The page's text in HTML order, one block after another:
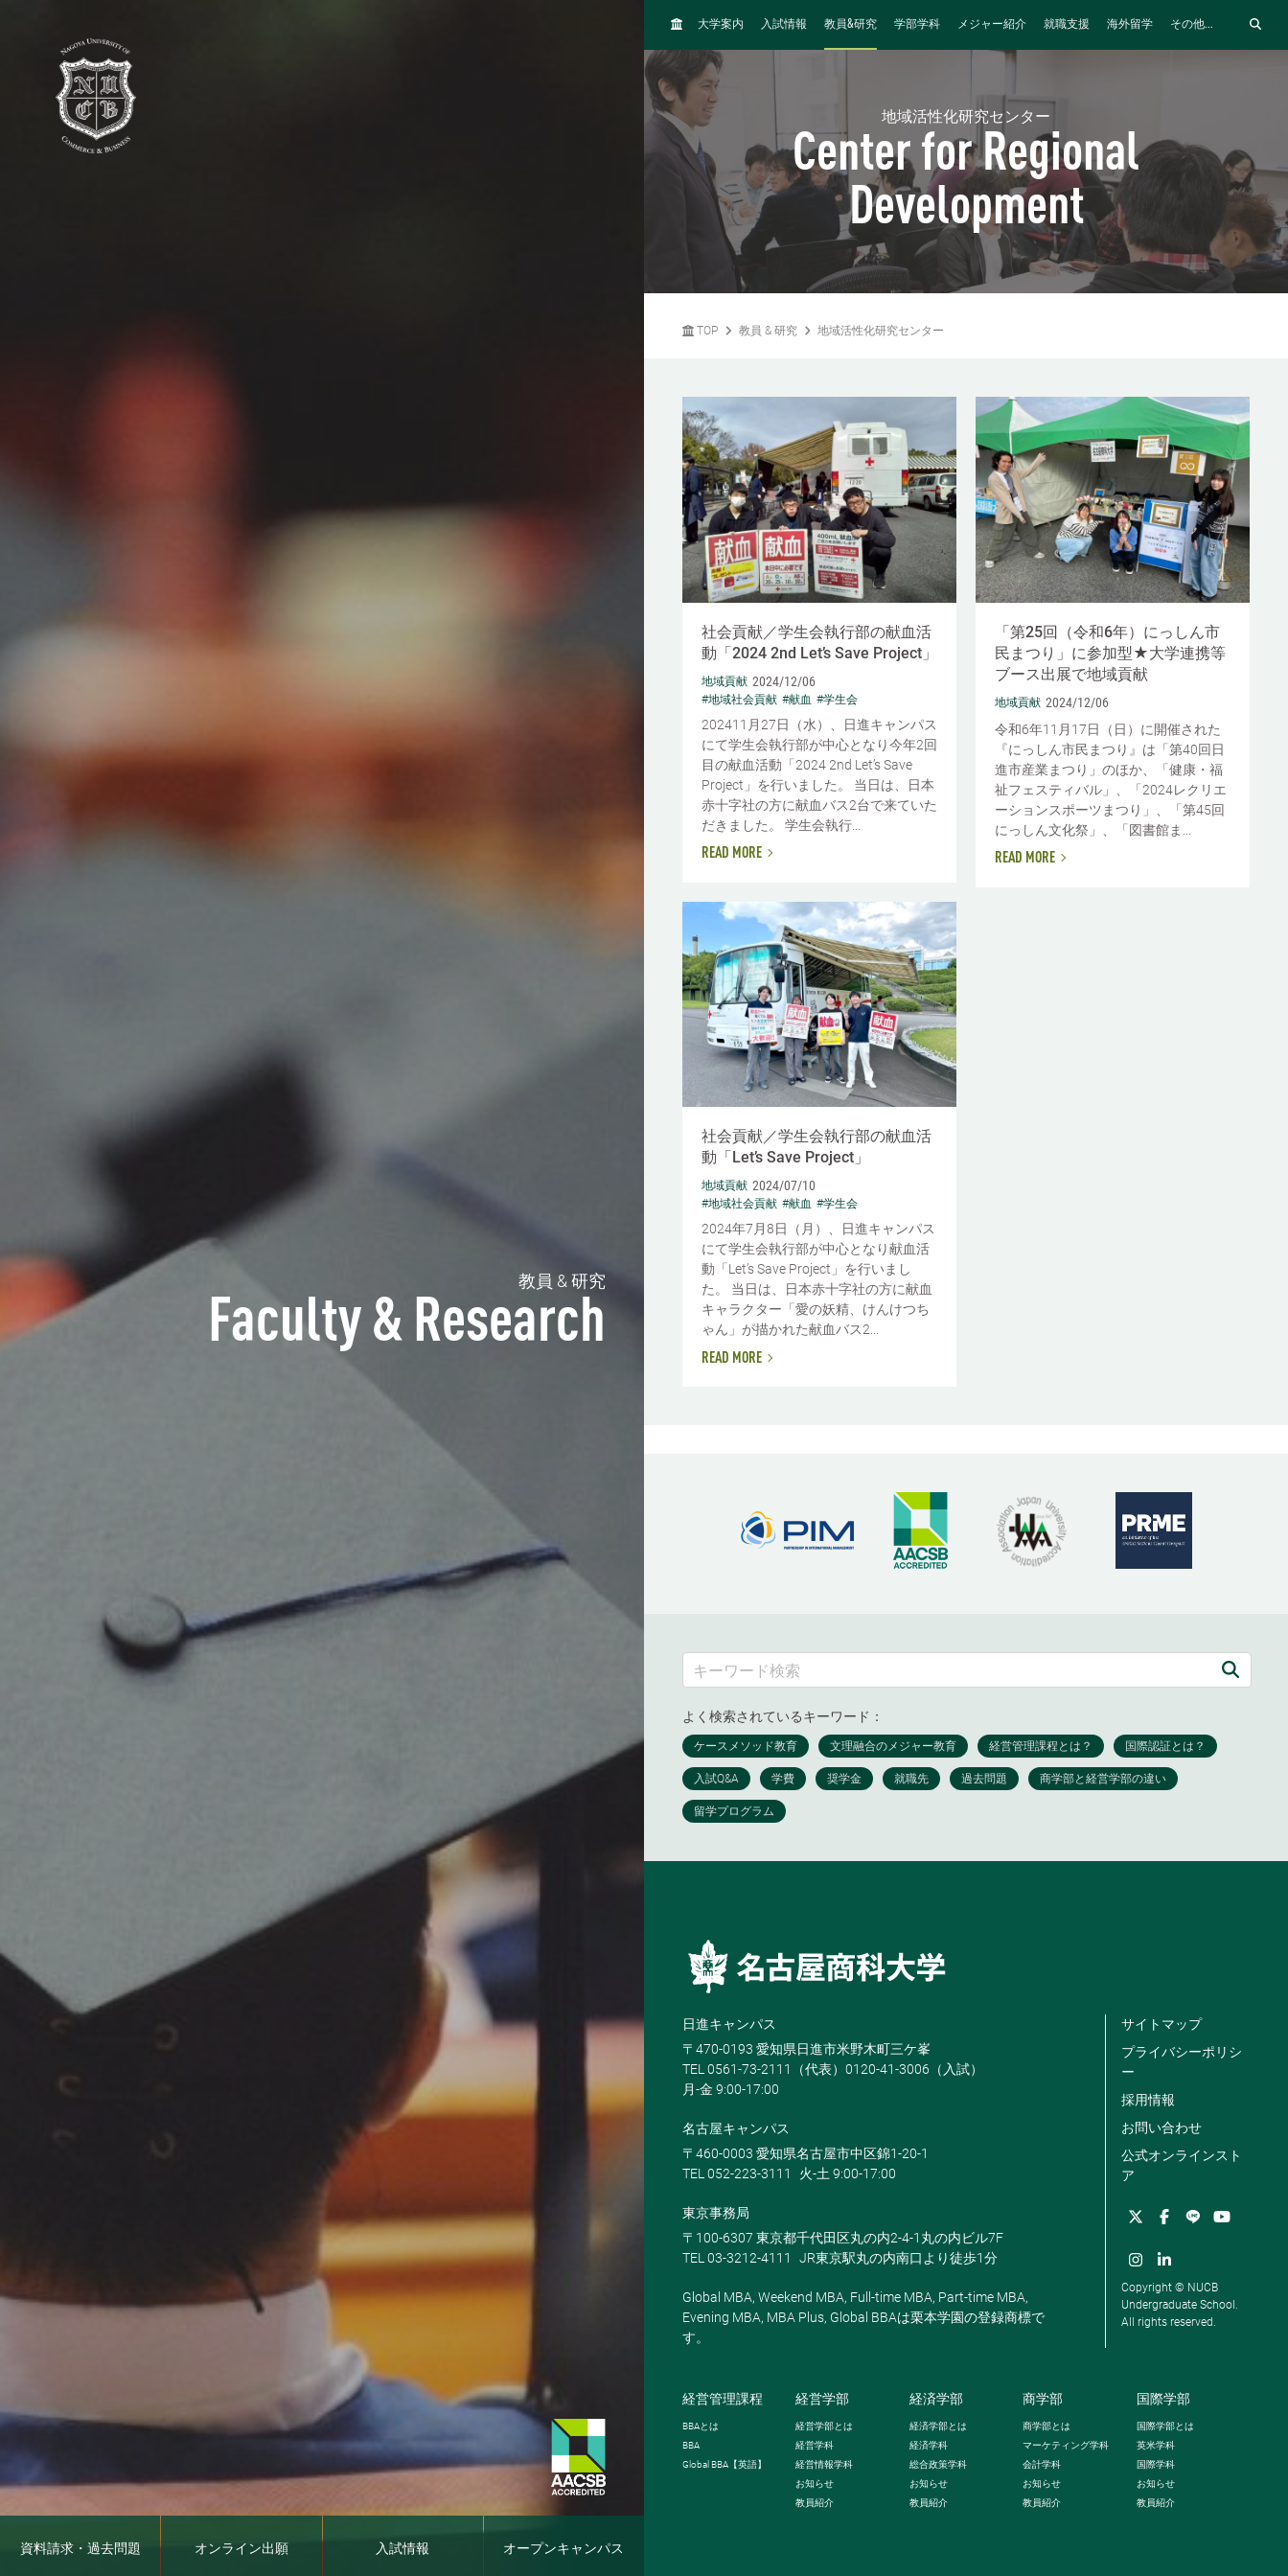
教員 & 研究
Faculty & Research
資料請求・過去問題 オンライン出願 入試情報 オープンキャンパス
H
大学案内 入試情報 教員&研究 学部学科 メジャー紹介 就職支援 海外留学 その他...
地域活性化研究センター
Center for Regional
Development
TOP 教員 & 研究 地域活性化研究センター
社会貢献／学生会執行部の献血活
動「2024 2nd Let’s Save Project」
地域貢献 2024/12/06
#地域社会貢献 #献血 #学生会
202411月27日（水）、日進キャンパス
にて学生会執行部が中心となり今年2回
目の献血活動「2024 2nd Let’s Save
Project」を行いました。 当日は、日本
赤十字社の方に献血バス2台で来ていた
だきました。 学生会執行...
READ MORE
「第25回（令和6年）にっしん市
民まつり」に参加型★大学連携等
ブース出展で地域貢献
地域貢献 2024/12/06
令和6年11月17日（日）に開催された
『にっしん市民まつり』は「第40回日
進市産業まつり」のほか、「健康・福
祉フェスティバル」、「2024レクリエ
ーションスポーツまつり」、「第45回
にっしん文化祭」、「図書館ま...
READ MORE
社会貢献／学生会執行部の献血活
動「Let’s Save Project」
地域貢献 2024/07/10
#地域社会貢献 #献血 #学生会
2024年7月8日（月）、日進キャンパス
にて学生会執行部が中心となり献血活
動「Let’s Save Project」を行いまし
た。 当日は、日本赤十字社の方に献血
キャラクター「愛の妖精、けんけつち
ゃん」が描かれた献血バス2...
READ MORE
よく検索されているキーワード：
日進キャンパス
〒470-0193 愛知県日進市米野木町三ケ峯
TEL 0561-73-2111（代表）0120-41-3006（入試）
月-金 9:00-17:00
名古屋キャンパス
〒460-0003 愛知県名古屋市中区錦1-20-1
TEL 052-223-3111
火-土 9:00-17:00
東京事務局
〒100-6307 東京都千代田区丸の内2-4-1丸の内ビル7F
TEL 03-3212-4111
JR東京駅丸の内南口より徒歩1分
Global MBA, Weekend MBA, Full-time MBA, Part-time MBA,
Evening MBA, MBA Plus, Global BBAは栗本学園の登録商標で
す。
サイトマップ
プライバシーポリシ
ー
採用情報
お問い合わせ
公式オンラインスト
ア
Copyright © NUCB
Undergraduate School.
All rights reserved.
経営管理課程
BBAとは
BBA
Global BBA 【英語】
経営学部
経営学部とは
経営学科
経営情報学科
お知らせ
教員紹介
経済学部
経済学部とは
経済学科
総合政策学科
お知らせ
教員紹介
商学部
商学部とは
マーケティング学科
会計学科
お知らせ
教員紹介
国際学部
国際学部とは
英米学科
国際学科
お知らせ
教員紹介